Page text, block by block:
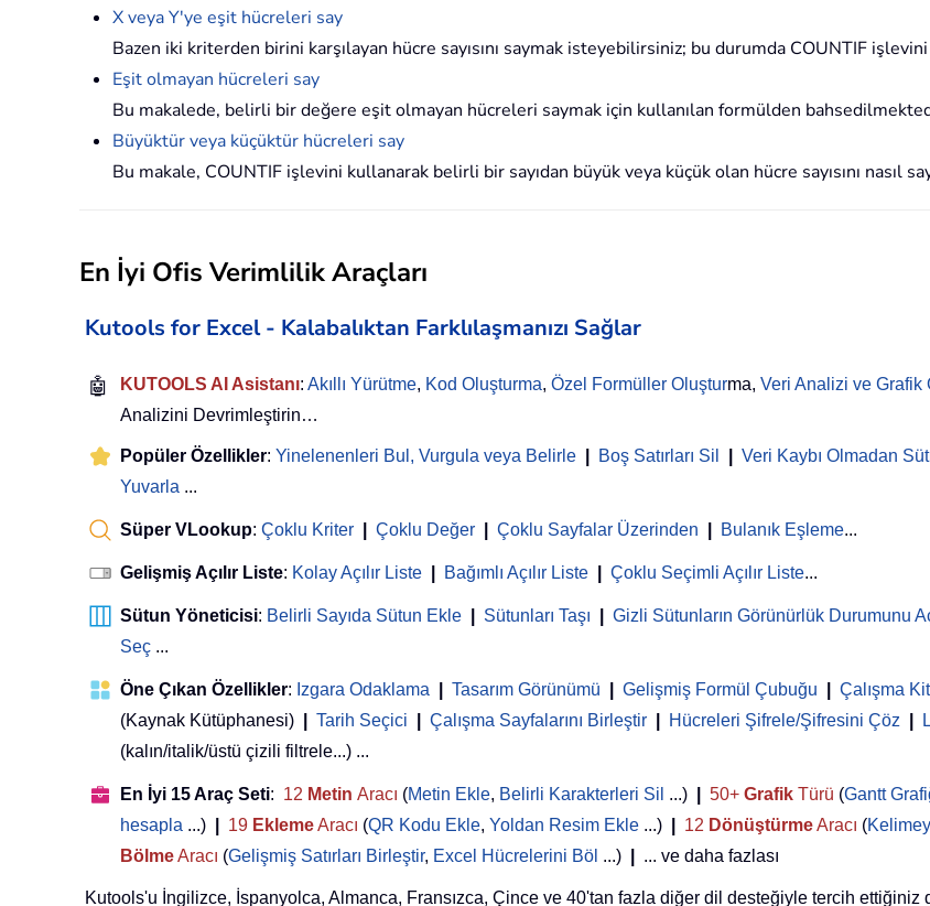
X veya Y'ye eşit hücreleri say
Bazen iki kriterden birini karşılayan hücre sayısını saymak isteyebilirsiniz; bu durumda COUNTIF
Eşit olmayan hücreleri say
Bu makalede, belirli bir değere eşit olmayan hücreleri saymak için kullanılan formülden
Büyüktür veya küçüktür hücreleri say
Bu makale, COUNTIF işlevini kullanarak belirli bir sayıdan büyük veya küçük olan hücre sayısını nasıl
En İyi Ofis Verimlilik Araçları
Kutools for Excel - Kalabalıktan Farklılaşmanızı Sağlar
🤖 KUTOOLS AI Asistanı: Akıllı Yürütme, Kod Oluşturma, Özel Formüller Oluşturma, Veri Analizi ve Grafik
Analizini Devrimleştirin…
Popüler Özellikler: Yinelenenleri Bul, Vurgula veya Belirle Boş Satırları Sil Veri Kaybı Olmadan
Yuvarla ...
Süper VLookup: Çoklu Kriter Çoklu Değer Çoklu Sayfalar Üzerinden Bulanık Eşleme...
Gelişmiş Açılır Liste: Kolay Açılır Liste Bağımlı Açılır Liste Çoklu Seçimli Açılır Liste...
Sütun Yöneticisi: Belirli Sayıda Sütun Ekle Sütunları Taşı Gizli Sütunların Görünürlük Durumunu
Seç ...
Öne Çıkan Özellikler: Izgara Odaklama Tasarım Görünümü Gelişmiş Formül Çubuğu Çalışma
(Kaynak Kütüphanesi)
Tarih Seçici Çalışma Sayfalarını Birleştir Hücreleri Şifrele/Şifresini Çöz
(kalın/italik/üstü çizili filtrele...) ...
En İyi 15 Araç Seti: 12 Metin Aracı (Metin Ekle, Belirli Karakterleri Sil ...) 50+ Grafik Türü (Gantt
hesapla ...) 19 EklemeAracı (QR Kodu Ekle, Yoldan Resim Ekle ...) 12 DönüştürmeAracı (
BölmeAracı (Gelişmiş Satırları Birleştir, Excel Hücrelerini Böl ...) ... ve daha fazlası
Kutools'u İngilizce, İspanyolca, Almanca, Fransızca, Çince ve 40'tan fazla diğer dil desteğiyle tercih ettiğiniz